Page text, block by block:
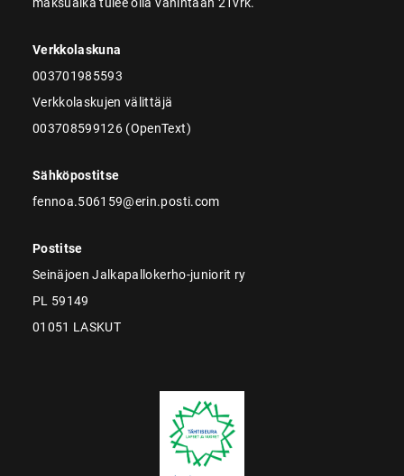
Verkkolaskuna
003701985593
Verkkolaskujen välittäjä
003708599126 (OpenText)
Sähköpostitse
fennoa.506159@erin.posti.com
Postitse
Seinäjoen Jalkapallokerho-juniorit ry
PL 59149
01051 LASKUT